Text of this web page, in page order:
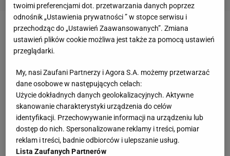
Vilanova z Barceloną związany był w latach 2007-13.
Przez pięć lat pełnił funkcję asystenta Josepa
Pod jego wodzą "Barca" wywalczyła mistrzostwo
Hiszpanii.
Po raz pierwszy nowotwór ślinianki zdiagnozowano
u niego w 2011 roku. Wtedy po trzech tygodniach od
operacji wrócił do pracy. W grudniu następnego roku,
twoimi preferencjami dot. przetwarzania danych poprzez
odnośnik „Ustawienia prywatności ” w stopce serwisu i
przechodząc do „Ustawień Zaawansowanych”. Zmiana
ustawień plików cookie możliwa jest także za pomocą ustawień
przeglądarki.
My, nasi Zaufani Partnerzy i Agora S.A. możemy przetwarzać
dane osobowe w następujących celach:
Użycie dokładnych danych geolokalizacyjnych. Aktywne
skanowanie charakterystyki urządzenia do celów
identyfikacji. Przechowywanie informacji na urządzeniu lub
dostęp do nich. Spersonalizowane reklamy i treści, pomiar
reklam i treści, badnie odbiorców i ulepszanie usług.
Lista Zaufanych Partnerów